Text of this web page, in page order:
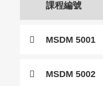
課程編號
Area
MSDM 5001
Area
MSDM 5002